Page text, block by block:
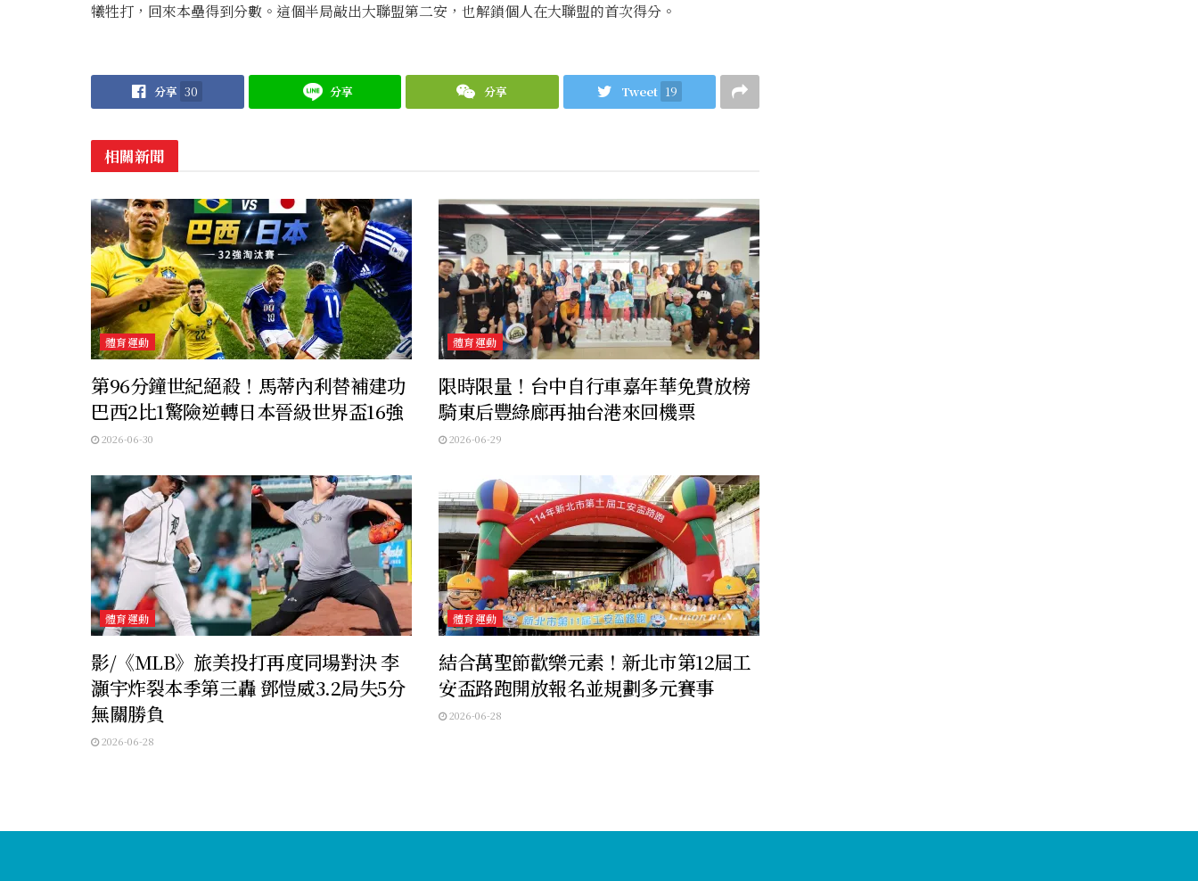
犧牲打，回來本壘得到分數。這個半局敲出大聯盟第二安，也解鎖個人在大聯盟的首次得分。
分享 30 分享 分享 Tweet 19
相關新聞
體育運動
第96分鐘世紀絕殺！馬蒂內利替補建功
巴西2比1驚險逆轉日本晉級世界盃16強
2026-06-30
體育運動
限時限量！台中自行車嘉年華免費放榜
騎東后豐綠廊再抽台港來回機票
2026-06-29
體育運動
影/《MLB》旅美投打再度同場對決 李
灝宇炸裂本季第三轟 鄧愷威3.2局失5分
無關勝負
2026-06-28
體育運動
結合萬聖節歡樂元素！新北市第12屆工
安盃路跑開放報名並規劃多元賽事
2026-06-28